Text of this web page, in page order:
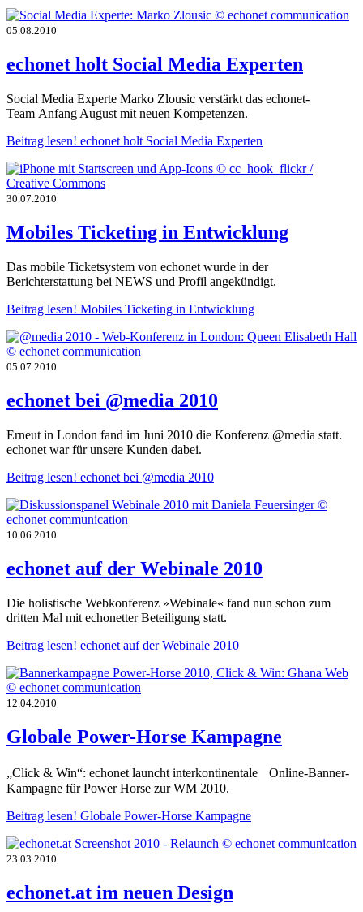
05.08.2010
echonet holt Social Media Experten
Social Media Experte Marko Zlousic verstärkt das echonet-
Team Anfang August mit neuen Kompetenzen.
Beitrag lesen! echonet holt Social Media Experten
30.07.2010
Mobiles Ticketing in Entwicklung
Das mobile Ticketsystem von echonet wurde in der
Berichterstattung bei NEWS und Profil angekündigt.
Beitrag lesen! Mobiles Ticketing in Entwicklung
05.07.2010
echonet bei @media 2010
Erneut in London fand im Juni 2010 die Konferenz @media statt.
echonet war für unsere Kunden dabei.
Beitrag lesen! echonet bei @media 2010
10.06.2010
echonet auf der Webinale 2010
Die holistische Webkonferenz »Webinale« fand nun schon zum
dritten Mal mit echonetter Beteiligung statt.
Beitrag lesen! echonet auf der Webinale 2010
12.04.2010
Globale Power-Horse Kampagne
„Click & Win“: echonet launcht interkontinentale Online-Banner-
Kampagne für Power Horse zur WM 2010.
Beitrag lesen! Globale Power-Horse Kampagne
23.03.2010
echonet.at im neuen Design